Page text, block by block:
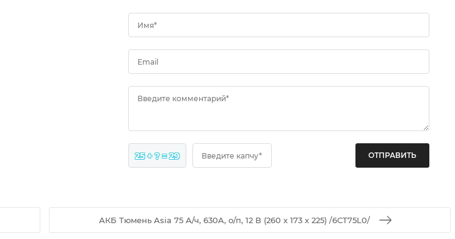
Имя*
Email
Введите комментарий*
25 + ? = 29 Введите капчу*
АКБ Тюмень Asia 75 А/ч, 630A, о/п, 12 В (260 х 173 х 225) /6CT75L0/